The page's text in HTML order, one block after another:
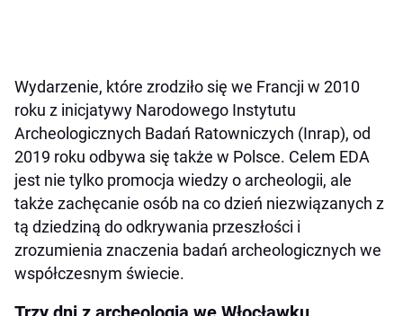
Wydarzenie, które zrodziło się we Francji w 2010
roku z inicjatywy Narodowego Instytutu
Archeologicznych Badań Ratowniczych (Inrap), od
2019 roku odbywa się także w Polsce. Celem EDA
jest nie tylko promocja wiedzy o archeologii, ale
także zachęcanie osób na co dzień niezwiązanych z
tą dziedziną do odkrywania przeszłości i
zrozumienia znaczenia badań archeologicznych we
współczesnym świecie.